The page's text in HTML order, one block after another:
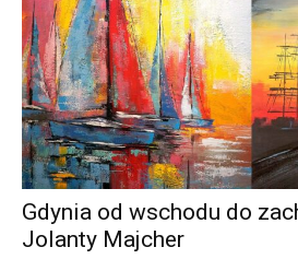
Gdynia od wschodu do
Jolanty Majcher